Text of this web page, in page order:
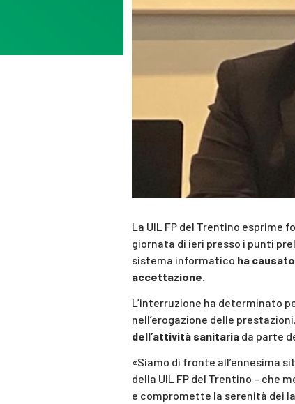
La UIL FP del Trentino esprime
giornata di ieri presso i punti
sistema informatico ha
accettazione.
L’interruzione ha determinato
nell’erogazione delle
dell’attività sanitaria da parte
«Siamo di fronte all’ennesima
della UIL FP del Trentino – che
e compromette la serenità dei